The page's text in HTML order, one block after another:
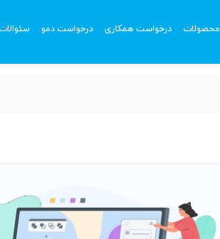
محصولات درخواست همکاری درخواست دمو